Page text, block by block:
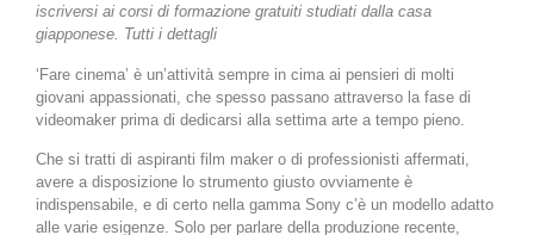
iscriversi ai corsi di formazione gratuiti studiati dalla casa
giapponese. Tutti i dettagli
‘Fare cinema’ è un’attività sempre in cima ai pensieri di molti
giovani appassionati, che spesso passano attraverso la fase di
videomaker prima di dedicarsi alla settima arte a tempo pieno.
Che si tratti di aspiranti film maker o di professionisti affermati,
avere a disposizione lo strumento giusto ovviamente è
indispensabile, e di certo nella gamma Sony c’è un modello adatto
alle varie esigenze. Solo per parlare della produzione recente,